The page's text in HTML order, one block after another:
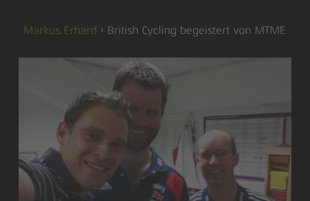
Markus Erhard › British Cycling begeistert von MTME